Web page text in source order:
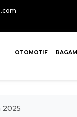
OTOMOTIF RAGAM
2025